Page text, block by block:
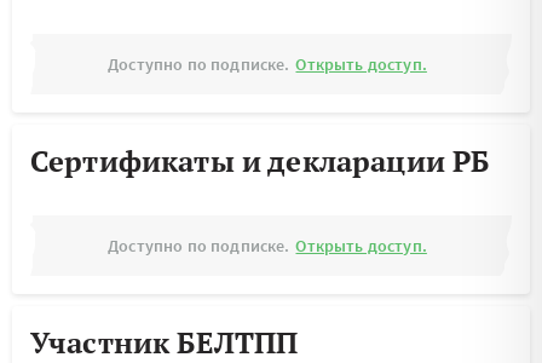
Доступно по подписке. Открыть доступ.
Сертификаты и декларации РБ
Доступно по подписке. Открыть доступ.
Участник БЕЛТПП